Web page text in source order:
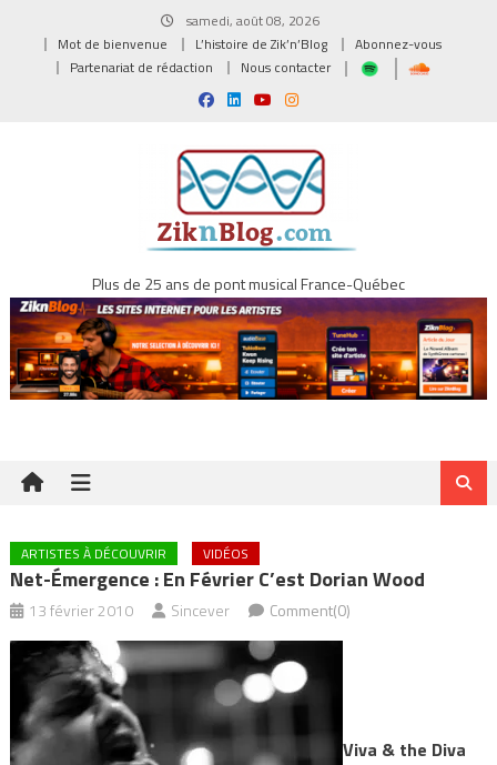
samedi, août 08, 2026
Mot de bienvenue
L’histoire de Zik’n’Blog
Abonnez-vous
Partenariat de rédaction
Nous contacter
Plus de 25 ans de pont musical France-Québec
ARTISTES À DÉCOUVRIR VIDÉOS
Net-Émergence : En Février C’est Dorian Wood
13 février 2010 Sincever Comment(0)
Viva & the Diva